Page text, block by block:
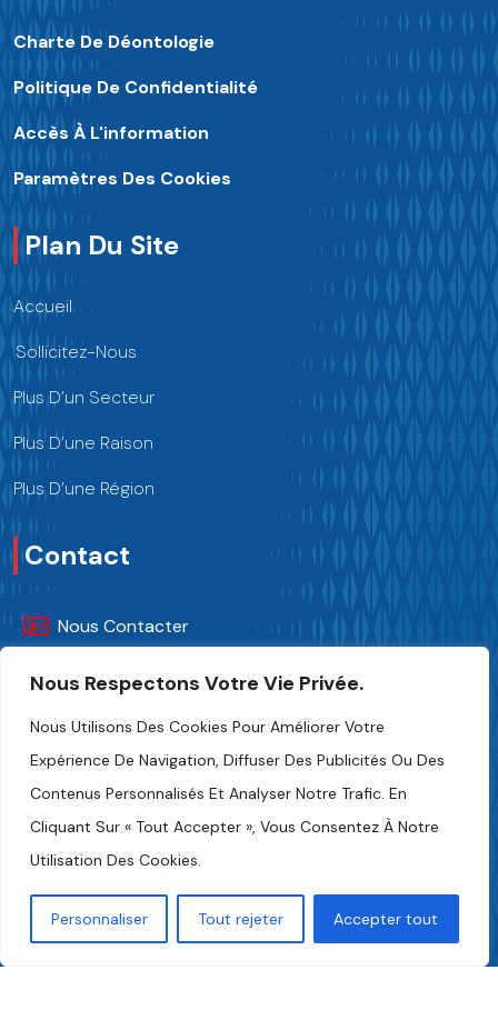
Nous Respectons Votre Vie Privée.
Nous Utilisons Des Cookies Pour Améliorer Votre
Expérience De Navigation, Diffuser Des Publicités Ou Des
Contenus Personnalisés Et Analyser Notre Trafic. En
Cliquant Sur « Tout Accepter », Vous Consentez À Notre
Utilisation Des Cookies.
Personnaliser Tout rejeter Accepter tout
Charte De Déontologie
Politique De Confidentialité
Accès À L'information
Paramètres Des Cookies
Plan Du Site
Accueil
Sollicitez-Nous
Plus D’un Secteur
Plus D’une Raison
Plus D’une Région
Contact
Nous Contacter
+216 70 241 500
Fipa.tunisia@fipa.tn
Rue Slah Eddine ELAMAMI, Tunis 1004